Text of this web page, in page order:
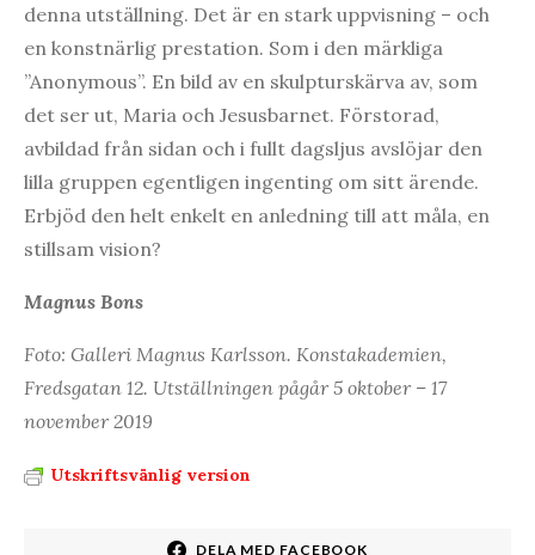
denna utställning. Det är en stark uppvisning – och
en konstnärlig prestation. Som i den märkliga
”Anonymous”. En bild av en skulpturskärva av, som
det ser ut, Maria och Jesusbarnet. Förstorad,
avbildad från sidan och i fullt dagsljus avslöjar den
lilla gruppen egentligen ingenting om sitt ärende.
Erbjöd den helt enkelt en anledning till att måla, en
stillsam vision?
Magnus Bons
Foto: Galleri Magnus Karlsson. Konstakademien,
Fredsgatan 12. Utställningen pågår 5 oktober – 17
november 2019
Utskriftsvänlig version
DELA MED FACEBOOK